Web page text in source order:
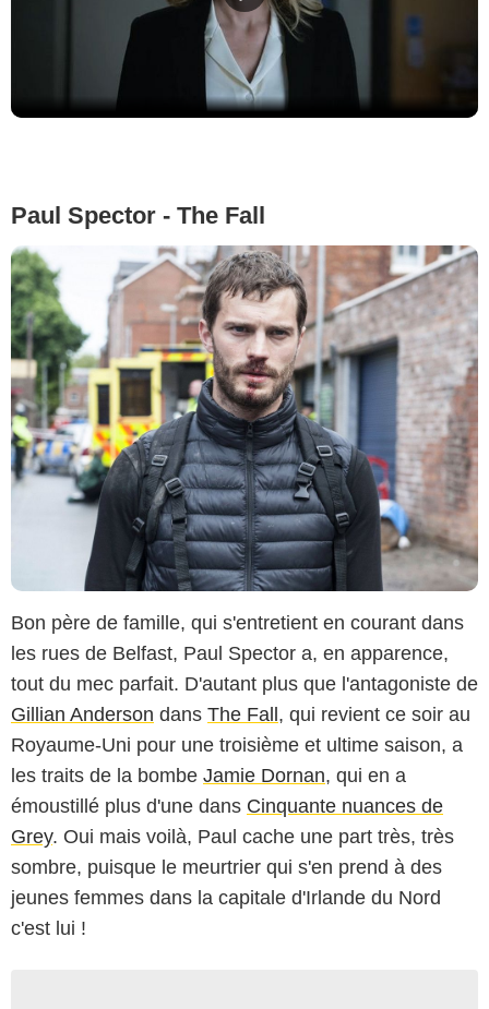
Paul Spector - The Fall
Bon père de famille, qui s'entretient en courant dans
les rues de Belfast, Paul Spector a, en apparence,
tout du mec parfait. D'autant plus que l'antagoniste de
Gillian Anderson dans The Fall, qui revient ce soir au
Royaume-Uni pour une troisième et ultime saison, a
les traits de la bombe Jamie Dornan, qui en a
émoustillé plus d'une dans Cinquante nuances de
Grey. Oui mais voilà, Paul cache une part très, très
sombre, puisque le meurtrier qui s'en prend à des
jeunes femmes dans la capitale d'Irlande du Nord
c'est lui !